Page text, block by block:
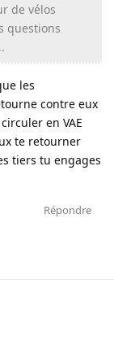
de vélos
questions
les
contre eux
en VAE
te retourner
tiers tu engages
Répondre